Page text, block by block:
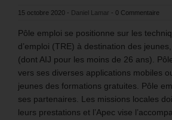
15 octobre 2020 - Daniel Lamar - 0 Commentaire
Pôle emploi se positionne sur les
d’emploi (TRE) à destination des
(dont AIJ pour les moins de 26 ans).
vers ses diverses applications mobiles
jeunes des formations gratuites. Pôle
ses partenaires. Les missions locales
leurs prestations et l’Apec vise